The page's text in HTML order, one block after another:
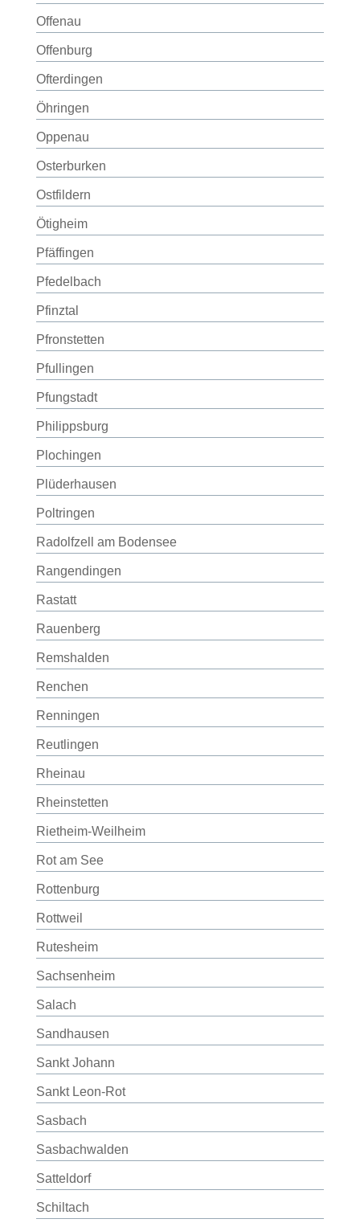
Offenau
Offenburg
Ofterdingen
Öhringen
Oppenau
Osterburken
Ostfildern
Ötigheim
Pfäffingen
Pfedelbach
Pfinztal
Pfronstetten
Pfullingen
Pfungstadt
Philippsburg
Plochingen
Plüderhausen
Poltringen
Radolfzell am Bodensee
Rangendingen
Rastatt
Rauenberg
Remshalden
Renchen
Renningen
Reutlingen
Rheinau
Rheinstetten
Rietheim-Weilheim
Rot am See
Rottenburg
Rottweil
Rutesheim
Sachsenheim
Salach
Sandhausen
Sankt Johann
Sankt Leon-Rot
Sasbach
Sasbachwalden
Satteldorf
Schiltach